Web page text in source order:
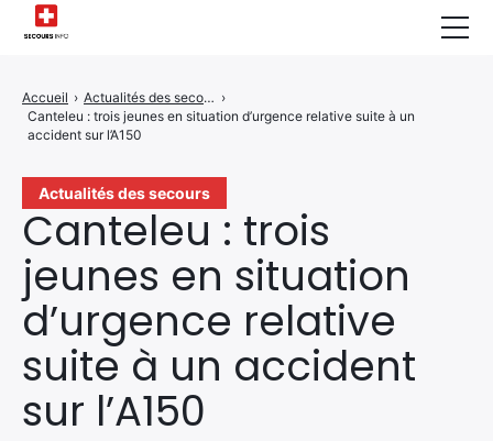
Actualités des secours
Canteleu : trois
jeunes en situation
d’urgence relative
suite à un accident
sur l’A150
Accueil › Actualités des secours ›
Canteleu : trois jeunes en situation d’urgence relative suite à un
accident sur l’A150
Infos & Conseils
Actualités des Secours
Santé & Bien-être
A propos de Nous
Contactez-nous
Politique de Confidentialité